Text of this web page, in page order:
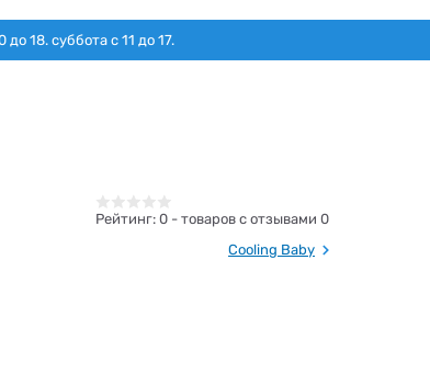
18. суббота с 11 до 17.
Рейтинг: 0 - товаров с отзывами 0
Cooling Baby